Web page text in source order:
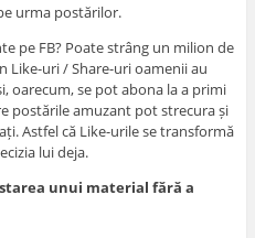
urma postărilor.
pe FB? Poate strâng un milion de
Like-uri / Share-uri oamenii au
oarecum, se pot abona la a primi
postările amuzant pot strecura și
Astfel că Like-urile se transformă
lui deja.
unui material fără a